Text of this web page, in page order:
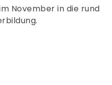
November in die rund